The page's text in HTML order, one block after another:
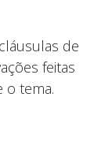
de
feitas
o tema.